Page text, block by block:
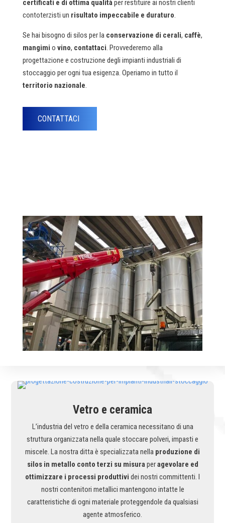
certificati e di ottima qualitàper restituire ai nostri clienti
contoterzisti un risultato impeccabile e duraturo.
Se hai bisogno di silos per la conservazione di cerali, caffè,
mangimi o vino, contattaci. Provvederemo alla
progettazione e costruzione degli impianti industriali di
stoccaggio per ogni tua esigenza. Operiamo in tutto il
territorio nazionale.
CONTATTACI
Vetro e ceramica
L’industria del vetro e della ceramica necessitano di una
struttura organizzata nella quale stoccare polveri, impasti e
miscele. La nostra ditta è specializzata nella produzione di
silos in metallo conto terzi su misuraperagevolare ed
ottimizzare i processi produttivi dei nostri committenti. I
nostri contenitori metallici mantengono intatte le
caratteristiche di ogni materiale proteggendole da qualsiasi
agente atmosferico.